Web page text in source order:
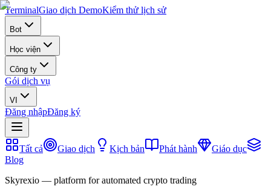
TerminalGiao dịch DemoKiểm thử lịch sử
Bot
Học viện
Công ty
Gói dịch vụ
VI
Đăng nhậpĐăng ký
Tất cả Giao dịch Kịch bản Phát hành
Giáo dục
Blog
Skyrexio — platform for automated crypto trading